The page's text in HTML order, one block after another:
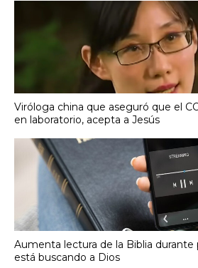
Viróloga china que aseguró que el
en laboratorio, acepta a Jesús
Aumenta lectura de la Biblia
está buscando a Dios